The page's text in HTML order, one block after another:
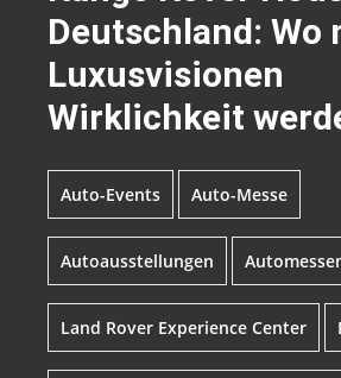
Deutschland: Wo
Luxusvisionen
Wirklichkeit
Auto-Events Auto-Messe
Autoausstellungen
Land Rover Experience Center